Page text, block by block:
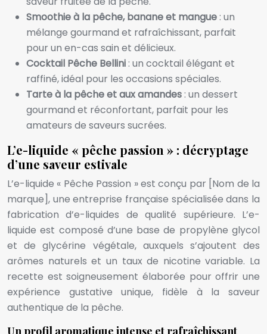
Smoothie à la pêche, banane et mangue : un
mélange gourmand et rafraîchissant, parfait
pour un en-cas sain et délicieux.
Cocktail Pêche Bellini : un cocktail élégant et
raffiné, idéal pour les occasions spéciales.
Tarte à la pêche et aux amandes : un dessert
gourmand et réconfortant, parfait pour les
amateurs de saveurs sucrées.
L’e-liquide « pêche passion » : décryptage
d’une saveur estivale
L’e-liquide « Pêche Passion » est conçu par [Nom de la
marque], une entreprise française spécialisée dans la
fabrication d’e-liquides de qualité supérieure. L’e-
liquide est composé d’une base de propylène glycol
et de glycérine végétale, auxquels s’ajoutent des
arômes naturels et un taux de nicotine variable. La
recette est soigneusement élaborée pour offrir une
expérience gustative unique, fidèle à la saveur
authentique de la pêche.
Un profil aromatique intense et rafraîchissant